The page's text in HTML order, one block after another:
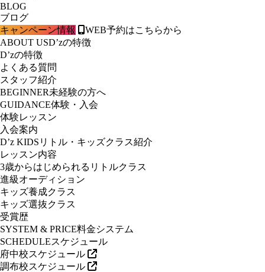
BLOG
ブログ
キャンペーン情報
WEB予約はこちらから
ABOUT USD’zの特徴
D’zの特徴
よくある質問
スタッフ紹介
BEGINNER未経験の方へ
GUIDANCE体験・入会
体験レッスン
入会案内
D’z KIDS リトル・キッズクラス紹介
レッスン内容
3歳からはじめられるリトルクラス
進級オーディション
キッズ養成クラス
キッズ選抜クラス
受賞歴
SYSTEM & PRICE料金システム
SCHEDULEスケジュール
府中校スケジュール
調布校スケジュール